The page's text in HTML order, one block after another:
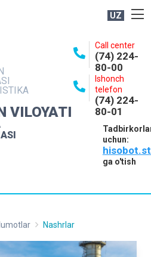
UZ
VILOYATI
Call center
(74) 224-
80-00
Ishonch
telefon
(74) 224-
80-01
uchun:
ga o'tish
XIZMATLAR
XIZMATI
Nashrlar